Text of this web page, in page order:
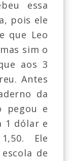
essa
pois ele
que Leo
sim o
aos 3
Antes
da
pegou e
1 dólar e
Ele
de